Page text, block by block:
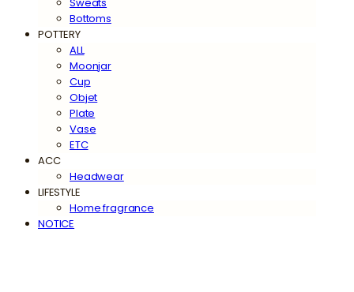
Bottoms
POTTERY
ALL
Moonjar
Cup
Objet
Plate
Vase
ETC
ACC
Headwear
LIFESTYLE
Home fragrance
NOTICE